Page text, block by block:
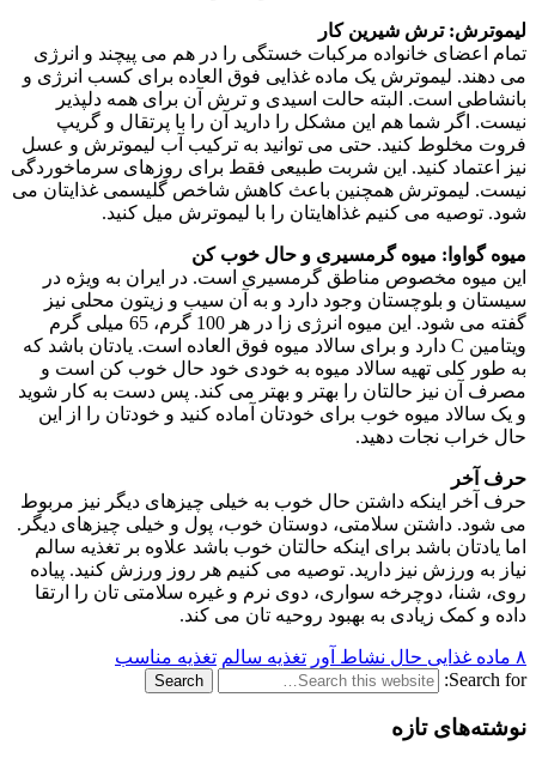
لیموترش: ترش شیرین کار
تمام اعضای خانواده مرکبات خستگی را در هم می پیچند و انرژی
می دهند. لیموترش یک ماده غذایی فوق العاده برای کسب انرژی و
بانشاطی است. البته حالت اسیدی و ترش آن برای همه دلپذیر
نیست. اگر شما هم این مشکل را دارید آن را با پرتقال و گریپ
فروت مخلوط کنید. حتی می توانید به ترکیب آب لیموترش و عسل
نیز اعتماد کنید. این شربت طبیعی فقط برای روزهای سرماخوردگی
نیست. لیموترش همچنین باعث کاهش شاخص گلیسمی غذایتان می
شود. توصیه می کنیم غذاهایتان را با لیموترش میل کنید.
میوه گواوا: میوه گرمسیری و حال خوب کن
این میوه مخصوص مناطق گرمسیری است. در ایران به ویژه در
سیستان و بلوچستان وجود دارد و به آن سیب و زیتون محلی نیز
گفته می شود. این میوه انرژی زا در هر 100 گرم، 65 میلی گرم
ویتامین C دارد و برای سالاد میوه فوق العاده است. یادتان باشد که
به طور کلی تهیه سالاد میوه به خودی خود حال خوب کن است و
مصرف آن نیز حالتان را بهتر و بهتر می کند. پس دست به کار شوید
و یک سالاد میوه خوب برای خودتان آماده کنید و خودتان را از این
حال خراب نجات دهید.
حرف آخر
حرف آخر اینکه داشتن حال خوب به خیلی چیزهای دیگر نیز مربوط
می شود. داشتن سلامتی، دوستان خوب، پول و خیلی چیزهای دیگر.
اما یادتان باشد برای اینکه حالتان خوب باشد علاوه بر تغذیه سالم
نیاز به ورزش نیز دارید. توصیه می کنیم هر روز ورزش کنید. پیاده
روی، شنا، دوچرخه سواری، دوی نرم و غیره سلامتی تان را ارتقا
داده و کمک زیادی به بهبود روحیه تان می کند.
٨ ماده غذایی حال نشاط آور تغذیه سالم تغذیه مناسب
Search for:
نوشته‌های تازه